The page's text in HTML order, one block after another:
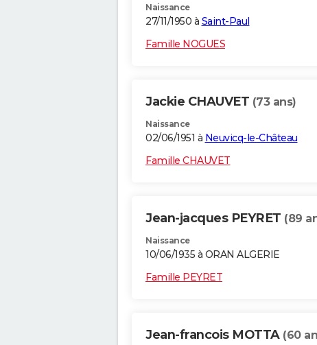
Naissance
27/11/1950 à Saint-Paul
Famille NOGUES
Jackie CHAUVET (73 ans)
Naissance
02/06/1951 à Neuvicq-le-Château
Famille CHAUVET
Jean-jacques PEYRET (89
Naissance
10/06/1935 à ORAN ALGERIE
Famille PEYRET
Jean-francois MOTTA (60